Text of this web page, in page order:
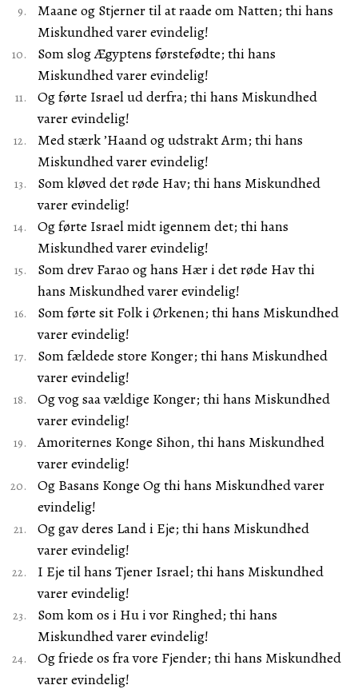
Maane og Stjerner til at raade om Natten; thi hans
Miskundhed varer evindelig!
Som slog Ægyptens førstefødte; thi hans
Miskundhed varer evindelig!
Og førte Israel ud derfra; thi hans Miskundhed
varer evindelig!
Med stærk ’Haand og udstrakt Arm; thi hans
Miskundhed varer evindelig!
Som kløved det røde Hav; thi hans Miskundhed
varer evindelig!
Og førte Israel midt igennem det; thi hans
Miskundhed varer evindelig!
Som drev Farao og hans Hær i det røde Hav thi
hans Miskundhed varer evindelig!
Som førte sit Folk i Ørkenen; thi hans Miskundhed
varer evindelig!
Som fældede store Konger; thi hans Miskundhed
varer evindelig!
Og vog saa vældige Konger; thi hans Miskundhed
varer evindelig!
Amoriternes Konge Sihon, thi hans Miskundhed
varer evindelig!
Og Basans Konge Og thi hans Miskundhed varer
evindelig!
Og gav deres Land i Eje; thi hans Miskundhed
varer evindelig!
I Eje til hans Tjener Israel; thi hans Miskundhed
varer evindelig!
Som kom os i Hu i vor Ringhed; thi hans
Miskundhed varer evindelig!
Og friede os fra vore Fjender; thi hans Miskundhed
varer evindelig!